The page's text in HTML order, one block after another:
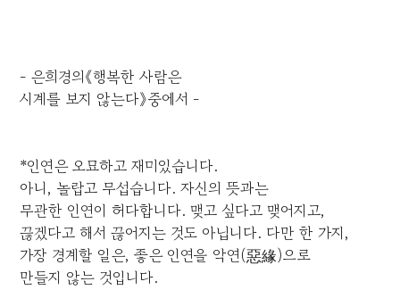
- 은희경의《행복한 사람은
시계를 보지 않는다》중에서 -
*인연은 오묘하고 재미있습니다.
아니, 놀랍고 무섭습니다. 자신의 뜻과는
무관한 인연이 허다합니다. 맺고 싶다고 맺어지고,
끊겠다고 해서 끊어지는 것도 아닙니다. 다만 한 가지,
가장 경계할 일은, 좋은 인연을 악연(惡緣)으로
만들지 않는 것입니다.